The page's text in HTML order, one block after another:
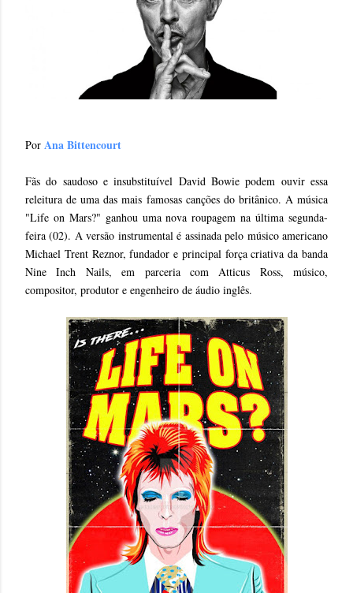
Por Ana Bittencourt
Fãs do saudoso e insubstituível David Bowie podem ouvir essa
releitura de uma das mais famosas canções do britânico. A música
"Life on Mars?" ganhou uma nova roupagem na última segunda-
feira (02). A versão instrumental é assinada pelo músico americano
Michael Trent Reznor, fundador e principal força criativa da banda
Nine Inch Nails, em parceria com Atticus Ross, músico,
compositor, produtor e engenheiro de áudio inglês.